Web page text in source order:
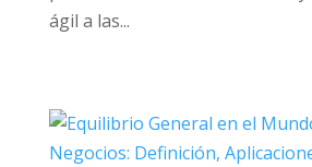
ágil a las...